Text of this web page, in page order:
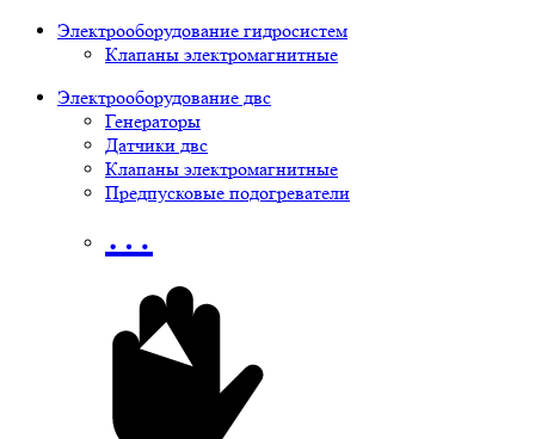
Электрооборудование гидросистем
Клапаны электромагнитные
Электрооборудование двс
Генераторы
Датчики двс
Клапаны электромагнитные
Предпусковые подогреватели
…